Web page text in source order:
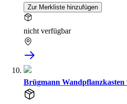
Zur Merkliste hinzufügen
nicht verfügbar
Brügmann Wandpflanzkasten